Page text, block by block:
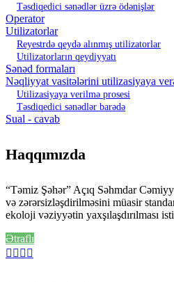
Təsdiqedici sənədlər üzrə ödənişlər
Operator
Utilizatorlar
Reyestrdə qeydə alınmış utilizatorlar
Utilizatorların qeydiyyatı
Sənəd formaları
Nəqliyyat vasitələrini utilizasiyaya
Utilizasiyaya verilmə prosesi
Təsdiqedici sənədlər barədə
Sual - cavab
Haqqımızda
“Təmiz Şəhər” Açıq Səhmdar
və zərərsizləşdirilməsini müasir
ekoloji vəziyyətin yaxşılaşdırılması
Ətraflı